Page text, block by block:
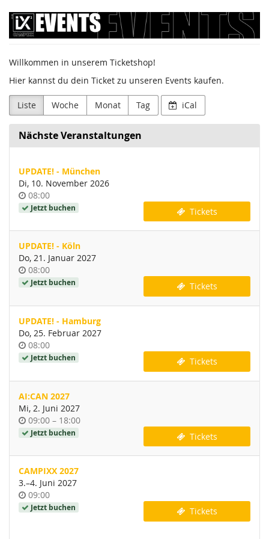
Zum
Haupt-
Inhalt
Sumago
GmbH
/
Campixx
Willkommen in unserem Ticketshop!
Hier kannst du dein Ticket zu unseren Events kaufen.
Liste Woche Monat Tag iCal
Nächste Veranstaltungen
UPDATE! - München
Di, 10. November 2026
Uhrzeit
08:00
Jetzt buchen Tickets
UPDATE! - Köln
Do, 21. Januar 2027
Uhrzeit
08:00
Jetzt buchen Tickets
UPDATE! - Hamburg
Do, 25. Februar 2027
Uhrzeit
08:00
Jetzt buchen Tickets
AI:CAN 2027
Mi, 2. Juni 2027
Uhrzeit
09:00 –bis
18:00
Jetzt buchen Tickets
CAMPIXX 2027
3.–bis
4. Juni 2027
Uhrzeit
09:00
Jetzt buchen Tickets